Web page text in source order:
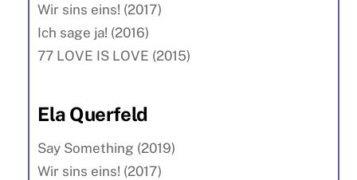
Wir sins eins! (2017)
Ich sage ja! (2016)
77 LOVE IS LOVE (2015)
Ela Querfeld
Say Something (2019)
Wir sins eins! (2017)